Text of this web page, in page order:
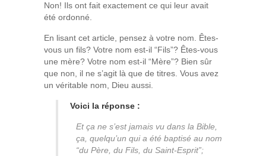
Non! Ils ont fait exactement ce qui leur avait
été ordonné.
En lisant cet article, pensez à votre nom. Êtes-
vous un fils? Votre nom est-il “Fils”? Êtes-vous
une mère? Votre nom est-il “Mère”? Bien sûr
que non, il ne s’agit là que de titres. Vous avez
un véritable nom, Dieu aussi.
Voici la réponse :
Et ça ne s’est jamais vu dans la Bible,
ça, quelqu’un qui a été baptisé au nom
“du Père, du Fils, du Saint-Esprit”;